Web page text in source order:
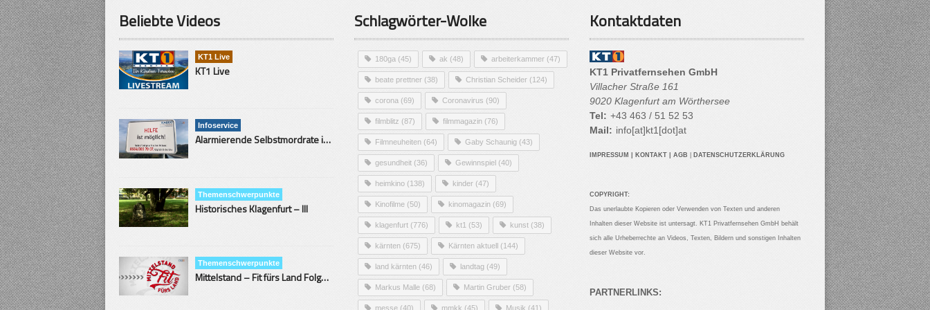
Beliebte Videos
KT1 Live
KT1 Live
Infoservice
Alarmierende Selbstmordrate in Kärnten
Themenschwerpunkte
Historisches Klagenfurt – III
Themenschwerpunkte
Mittelstand – Fit fürs Land Folge 9- Konditor
Schlagwörter-Wolke
180ga (45) ak (48) arbeiterkammer (47)
beate prettner (38) Christian Scheider (124)
corona (69) Coronavirus (90)
filmblitz (87) filmmagazin (76)
Filmneuheiten (64) Gaby Schaunig (43)
gesundheit (36) Gewinnspiel (40)
heimkino (138) kinder (47)
Kinofilme (50) kinomagazin (69)
klagenfurt (776) kt1 (53) kunst (38)
kärnten (675) Kärnten aktuell (144)
land kärnten (46) landtag (49)
Markus Malle (68) Martin Gruber (58)
messe (40) mmkk (45) Musik (41)
Kontaktdaten
KT1 Privatfernsehen GmbH
Villacher Straße 161
9020 Klagenfurt am Wörthersee
Tel: +43 463 / 51 52 53
Mail: info[at]kt1[dot]at
IMPRESSUM KONTAKT AGB DATENSCHUTZERKLÄRUNG
COPYRIGHT:
Das unerlaubte Kopieren oder Verwenden von Texten und anderen
Inhalten dieser Website ist untersagt. KT1 Privatfernsehen GmbH behält
sich alle Urheberrechte an Videos, Texten, Bildern und sonstigen Inhalten
dieser Website vor.
PARTNERLINKS: